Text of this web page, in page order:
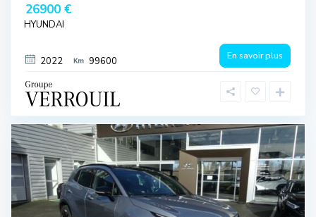
26900 €
HYUNDAI
2022 99600 En savoir plus